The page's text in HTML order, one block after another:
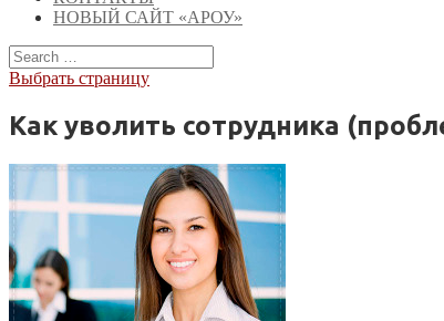
НОВЫЙ САЙТ «АРОУ»
Выбрать страницу
Как уволить сотрудника